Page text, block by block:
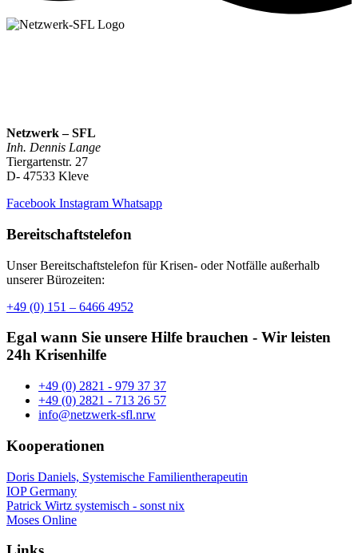
Netzwerk – SFL
Inh. Dennis Lange
Tiergartenstr. 27
D- 47533 Kleve
Facebook Instagram Whatsapp
Bereitschaftstelefon
Unser Bereitschaftstelefon für Krisen- oder Notfälle außerhalb
unserer Bürozeiten:
+49 (0) 151 – 6466 4952
Egal wann Sie unsere Hilfe brauchen - Wir leisten
24h Krisenhilfe
+49 (0) 2821 - 979 37 37
+49 (0) 2821 - 713 26 57
info@netzwerk-sfl.nrw
Kooperationen
Doris Daniels, Systemische Familientherapeutin
IOP Germany
Patrick Wirtz systemisch - sonst nix
Moses Online